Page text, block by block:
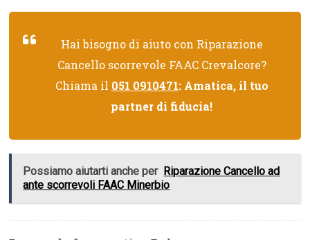
Hai bisogno di aiuto con Riparazione
Cancello scorrevole FAAC Crevalcore?
Chiama il 051 0910471: Amatica, il tuo
partner di fiducia!
Possiamo aiutarti anche per Riparazione Cancello ad
ante scorrevoli FAAC Minerbio